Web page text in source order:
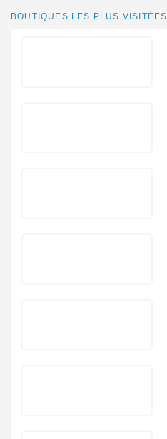
BOUTIQUES LES PLUS VISITÉES